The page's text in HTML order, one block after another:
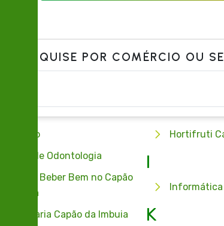
PESQUISE POR COMÉRCIO OU
Chaveiro
Clínica de Odontologia
Comer e Beber Bem no Capão
da Imbuia
Confeitaria Capão da Imbuia
Hortifruti
I
Informática
K